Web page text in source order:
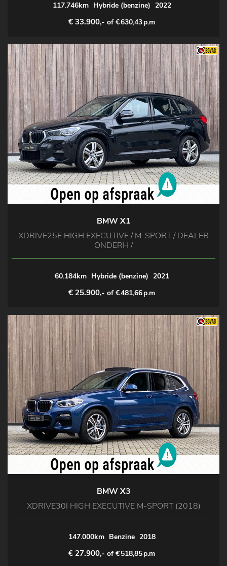
117.746km Hybride (benzine) 2022
€ 33.900,- of €630,43p.m
BMW X1
XDRIVE25E HIGH EXECUTIVE / M-SPORT / DEALER
ONDERH /
60.184km Hybride (benzine) 2021
€ 25.900,- of €481,66p.m
BMW X3
XDRIVE30I HIGH EXECUTIVE M-SPORT (2018)
147.000km Benzine 2018
€ 27.900,- of €518,85p.m